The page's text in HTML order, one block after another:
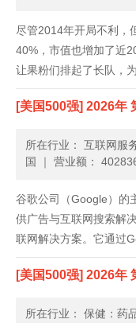
尽管2014年开局不利，
40%，市值也增加了近
让果粉们排起了长队，
Pay和Apple Watch等新
市前三天就创纪录地卖
[美国500强] 2026年
所在行业： 互联网服
国
｜ 营业额：
谷歌公司（Google）的
供广告与互联网搜索解
联网解决方案。它通过
问网页；通过谷歌图片
页上找到的所有图片的
[美国500强] 2026年
所在行业： 保健：药